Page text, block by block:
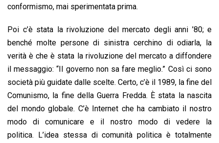
conformismo, mai sperimentata prima.
Poi c’è stata la rivoluzione del mercato degli anni ’80; e
benché molte persone di sinistra cerchino di odiarla, la
verità è che è stata la rivoluzione del mercato a diffondere
il messaggio: “Il governo non sa fare meglio.” Così ci sono
società più guidate dalle scelte. Certo, c’è il 1989, la fine del
Comunismo, la fine della Guerra Fredda. È stata la nascita
del mondo globale. C’è Internet che ha cambiato il nostro
modo di comunicare e il nostro modo di vedere la
politica. L’idea stessa di comunità politica è totalmente